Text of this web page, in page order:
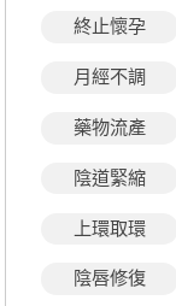
終止懷孕
月經不調
藥物流產
陰道緊縮
上環取環
陰唇修復